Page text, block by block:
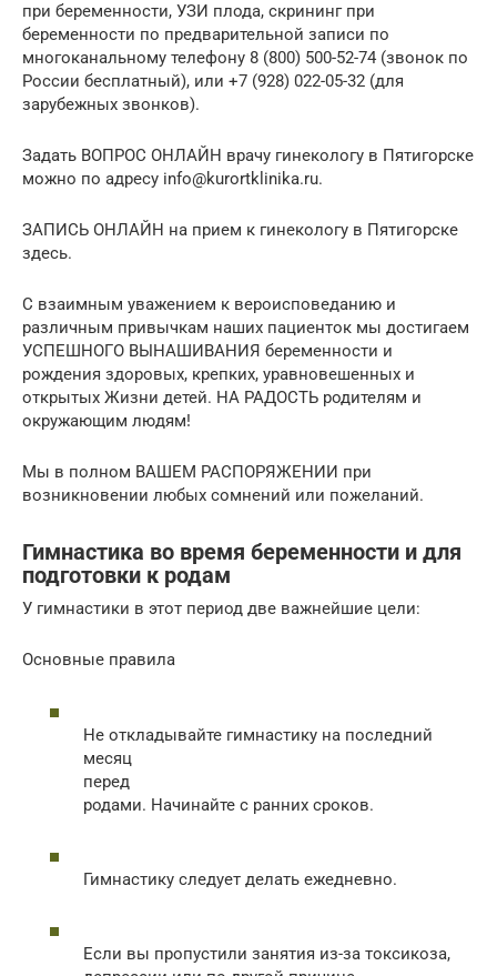
при беременности, УЗИ плода, скрининг при
беременности по предварительной записи по
многоканальному телефону 8 (800) 500-52-74 (звонок по
России бесплатный), или +7 (928) 022-05-32 (для
зарубежных звонков).
Задать ВОПРОС ОНЛАЙН врачу гинекологу в Пятигорске
можно по адресу info@kurortklinika.ru.
ЗАПИСЬ ОНЛАЙН на прием к гинекологу в Пятигорске
здесь.
С взаимным уважением к вероисповеданию и
различным привычкам наших пациенток мы достигаем
УСПЕШНОГО ВЫНАШИВАНИЯ беременности и
рождения здоровых, крепких, уравновешенных и
открытых Жизни детей. НА РАДОСТЬ родителям и
окружающим людям!
Мы в полном ВАШЕМ РАСПОРЯЖЕНИИ при
возникновении любых сомнений или пожеланий.
Гимнастика во время беременности и для
подготовки к родам
У гимнастики в этот период две важнейшие цели:
Основные правила
Не откладывайте гимнастику на последний
месяц
перед
родами. Начинайте с ранних сроков.
Гимнастику следует делать ежедневно.
Если вы пропустили занятия из-за токсикоза,